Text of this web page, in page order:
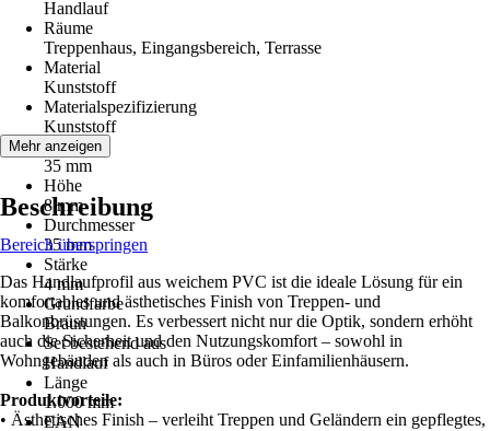
Handlauf
Räume
Treppenhaus, Eingangsbereich, Terrasse
Material
Kunststoff
Materialspezifizierung
Kunststoff
Breite
35 mm
Höhe
8 mm
Durchmesser
35 mm
Stärke
4 mm
Grundfarbe
Braun
Set bestehend aus
Handlauf
Länge
1.000 mm
EAN
Mehr anzeigen
Beschreibung
Bereich überspringen
Das Handlaufprofil aus weichem PVC ist die ideale Lösung für ein
komfortables und ästhetisches Finish von Treppen- und
Balkonbrüstungen. Es verbessert nicht nur die Optik, sondern erhöht
auch die Sicherheit und den Nutzungskomfort – sowohl in
Wohngebäuden als auch in Büros oder Einfamilienhäusern.
Produktvorteile:
• Ästhetisches Finish – verleiht Treppen und Geländern ein gepflegtes,